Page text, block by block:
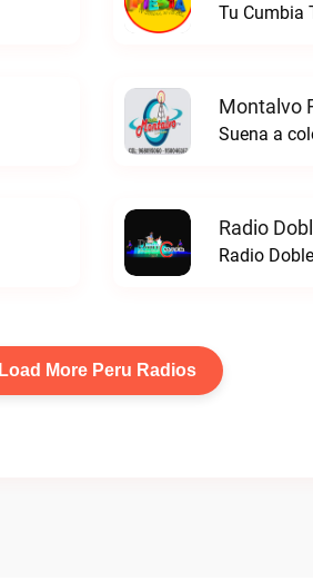
Tu Cumbia
Montalvo
Suena a
Radio
Radio
Load More Peru Radios